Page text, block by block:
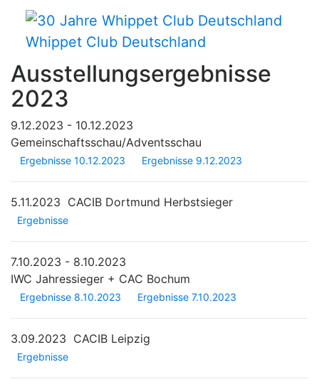
Whippet Club Deutschland
Ausstellungsergebnisse
2023
9.12.2023 - 10.12.2023
Gemeinschaftsschau/Adventsschau
Ergebnisse 10.12.2023 Ergebnisse 9.12.2023
5.11.2023 CACIB Dortmund Herbstsieger
Ergebnisse
7.10.2023 - 8.10.2023
IWC Jahressieger + CAC Bochum
Ergebnisse 8.10.2023 Ergebnisse 7.10.2023
3.09.2023 CACIB Leipzig
Ergebnisse